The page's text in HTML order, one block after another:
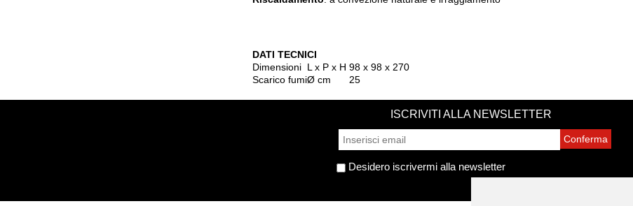
DATI TECNICI
Dimensioni L x P x H 98 x 98 x 270
Scarico fumiØ cm 25
ISCRIVITI ALLA NEWSLETTER
Desidero iscrivermi alla newsletter